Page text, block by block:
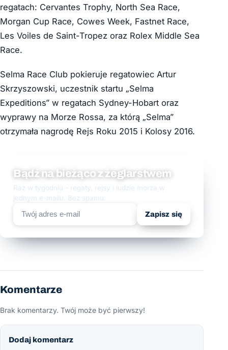
regatach: Cervantes Trophy, North Sea Race,
Morgan Cup Race, Cowes Week, Fastnet Race,
Les Voiles de Saint-Tropez oraz Rolex Middle Sea
Race.
Selma Race Club pokieruje regatowiec Artur
Skrzyszowski, uczestnik startu „Selma
Expeditions” w regatach Sydney-Hobart oraz
wyprawy na Morze Rossa, za którą „Selma”
otrzymała nagrodę Rejs Roku 2015 i Kolosy 2016.
Bądź na bieżąco z żeglarstwem
Raz w tygodniu - regaty, rejsy i ludzie morza w
jednym e-mailu. Bez spamu.
Zapisz się
Komentarze
Brak komentarzy. Twój może być pierwszy!
Dodaj komentarz